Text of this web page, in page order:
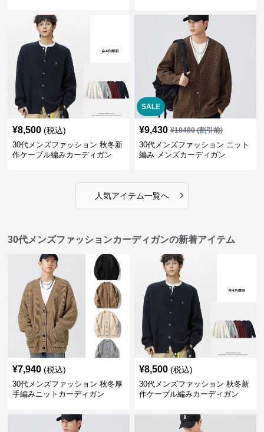
¥8,500 (税込)
30代メンズファッション 秋冬新
作ケーブル編みカーディガン
SALE
¥9,430 ¥10480(割引前)
30代メンズファッション ニット
編み メンズカーディガン
人気アイテム一覧へ ›
30代メンズファッションカーディガンの新着アイテム
¥7,940 (税込)
30代メンズファッション 秋冬厚
手編みニットカーディガン
¥8,500 (税込)
30代メンズファッション 秋冬新
作ケーブル編みカーディガン